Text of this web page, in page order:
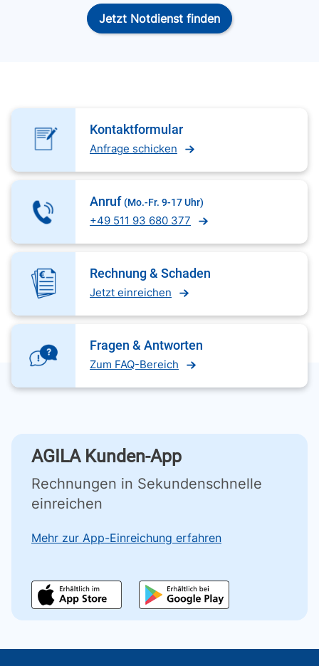
Jetzt Notdienst finden
Kontaktformular
Anfrage schicken
Anruf (Mo.-Fr. 9-17 Uhr)
+49 511 93 680 377
Rechnung & Schaden
Jetzt einreichen
Fragen & Antworten
Zum FAQ-Bereich
AGILA Kunden-App
Rechnungen in Sekundenschnelle
einreichen
Mehr zur App-Einreichung erfahren